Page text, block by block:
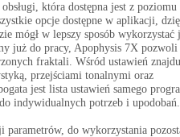
która dostępna jest z poziomu
opcje dostępne w aplikacji,
mógł w lepszy sposób wykorzystać
już do pracy, Apophysis 7X pozwoli
fraktali. Wśród ustawień
przejściami tonalnymi oraz
jest lista ustawień samego
indywidualnych potrzeb i upodobań.
parametrów, do wykorzystania